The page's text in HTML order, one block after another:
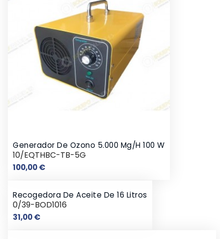
Generador De Ozono 5.000 Mg/h 100 W
10/EQTHBC-TB-5G
100,00 €Precio
Recogedora De Aceite De 16 Litros
0/39-BOD1016
31,00 €Precio